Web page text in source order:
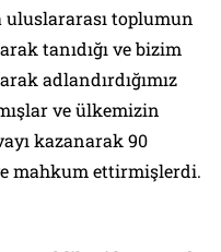
uluslararası toplumun
tanıdığı ve bizim
adlandırdığımız
ve ülkemizin
kazanarak 90
mahkum ettirmişlerdi.